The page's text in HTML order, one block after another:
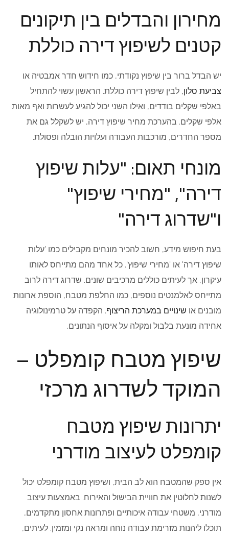
מחירון והבדלים בין תיקונים
קטנים לשיפוץ דירה כוללת
יש הבדל ברור בין שיפוץ נקודתי, כמו חידוש חדר אמבטיה או
צביעת סלון, לבין שיפוץ דירה כוללת. הראשון עשוי להתחיל
באלפי שקלים בודדים, ואילו השני יכול להגיע לעשרות ואף מאות
אלפי שקלים. בהערכת מחיר שיפוץ דירה, יש לשקלל גם את
מספר החדרים, מורכבות העבודה ועלויות הובלה ופסולת.
מונחי תאום: "עלות שיפוץ
דירה", "מחירי שיפוץ"
ו"שדרוג דירה"
בעת חיפוש מידע, חשוב להכיר מונחים מקבילים כמו 'עלות
שיפוץ דירה' או 'מחירי שיפוץ'. כל אחד מהם מתייחס לאותו
עיקרון, אך לעיתים כוללים מרכיבים שונים. שדרוג דירה לרוב
מתייחס לאלמנטים נוספים, כמו החלפת מטבח, הוספת ארונות
מובנים או שינויים במערכת הריצוף. הקפדה על טרמינולוגיה
אחידה מונעת בלבול ומקלה על איסוף הנתונים.
שיפוץ מטבח קומפלט –
המוקד לשדרוג מרכזי
יתרונות שיפוץ מטבח
קומפלט לעיצוב מודרני
אין ספק שהמטבח הוא לב הבית, ושיפוץ מטבח קומפלט יכול
לשנות לחלוטין את חוויית הבישול והאירוח. באמצעות עיצוב
מודרני, משטחי עבודה איכותיים ופתרונות אחסון מתקדמים,
תוכלו ליהנות מזרימת עבודה נוחה ומראה נקי ומזמין. לעיתים,